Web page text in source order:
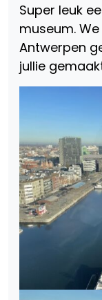
Super leuk
museum.
Antwerpen
jullie